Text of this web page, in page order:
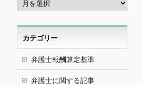
ー
イ
ブカテゴリー
弁護士報酬算定基準
弁護士に関する記事